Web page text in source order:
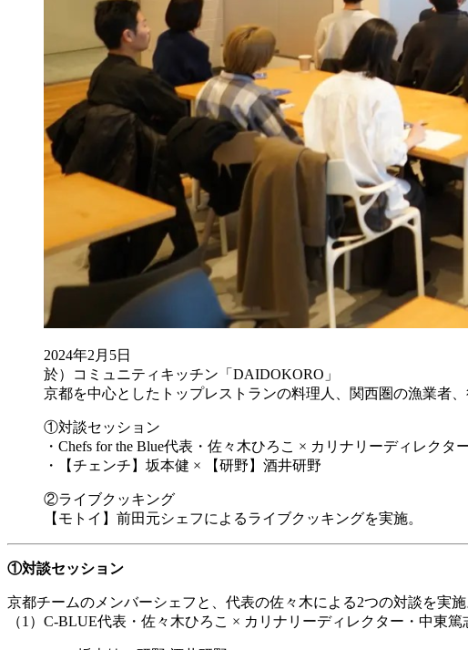
2024年2月5日
於）コミュニティキッチン「DAIDOKORO」
京都を中心としたトップレストランの料理人、関西圏の漁業者
①対談セッション
・Chefs for the Blue代表・佐々木ひろこ × カリナリーディレクタ
・【チェンチ】坂本健 × 【研野】酒井研野
②ライブクッキング
【モトイ】前田元シェフによるライブクッキングを実施。
①対談セッション
京都チームのメンバーシェフと、代表の佐々木による2つの対談を実施
（1）C-BLUE代表・佐々木ひろこ × カリナリーディレクター・中東篤